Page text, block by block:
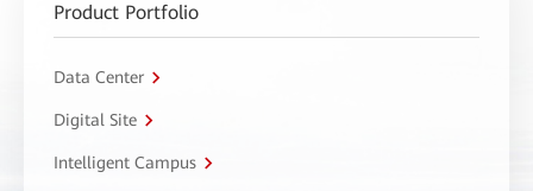
Product Portfolio
Data Center
Digital Site
Intelligent Campus